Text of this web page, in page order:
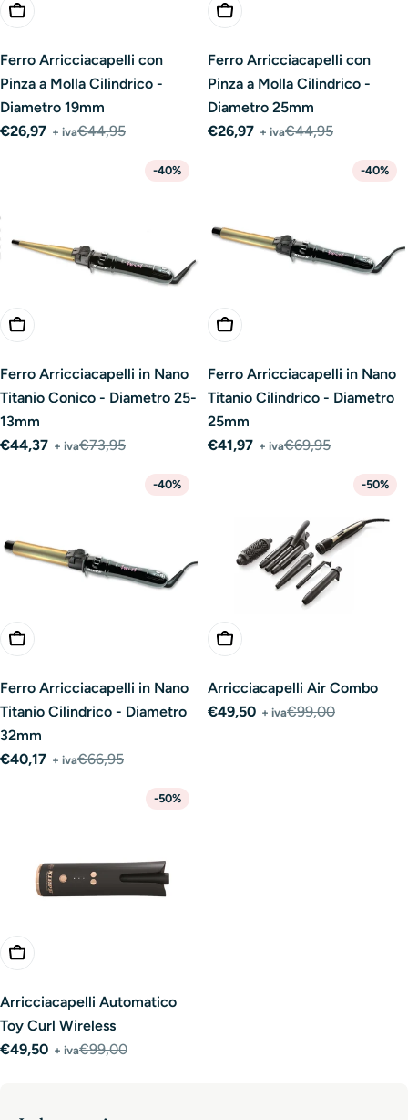
Aggiungi Al Carrello
Ferro Arricciacapelli con
Pinza a Molla Cilindrico -
Diametro 19mm
Prezzo
€26,97 + iva
Prezzo
€44,95
Aggiungi Al Carrello
Ferro Arricciacapelli con
Pinza a Molla Cilindrico -
Diametro 25mm
Prezzo
€26,97 + iva
Prezzo
€44,95
-40%
Aggiungi Al Carrello
Ferro Arricciacapelli in Nano
Titanio Conico - Diametro 25-
13mm
Prezzo
€44,37 + iva
Prezzo
€73,95
-40%
Aggiungi Al Carrello
Ferro Arricciacapelli in Nano
Titanio Cilindrico - Diametro
25mm
Prezzo
€41,97 + iva
Prezzo
€69,95
-40%
Aggiungi Al Carrello
Ferro Arricciacapelli in Nano
Titanio Cilindrico - Diametro
32mm
Prezzo
€40,17 + iva
Prezzo
€66,95
-50%
Aggiungi Al Carrello
Arricciacapelli Air Combo
Prezzo
€49,50 + iva
Prezzo
€99,00
-50%
Aggiungi Al Carrello
Arricciacapelli Automatico
Toy Curl Wireless
Prezzo
€49,50 + iva
Prezzo
€99,00